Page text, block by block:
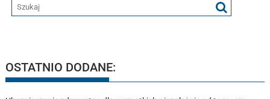
OSTATNIO DODANE: